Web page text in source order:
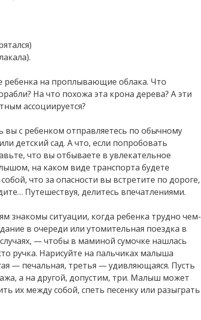
ребенка на проплывающие облака. Что
На что похожа эта крона дерева? А эти
ассоциируется?
вы с ребенком отправляетесь по обычному
детский сад. А что, если попробовать
что вы отбываете в увлекательное
на каком виде транспорта будете
что за опасности вы встретите по дороге,
Путешествуя, делитесь впечатлениями.
знакомы ситуации, когда ребенка трудно чем-
в очереди или утомительная поездка в
— чтобы в маминой сумочке нашлась
ручка. Нарисуйте на пальчиках малыша
— печальная, третья — удивляющаяся. Пусть
а на другой, допустим, три. Малыш может
их между собой, спеть песенку или разыграть